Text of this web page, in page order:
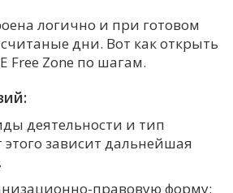
логично и при готовом
дни. Вот как открыть
Free Zone по шагам.
деятельности и тип
зависит дальнейшая
правовую форму: